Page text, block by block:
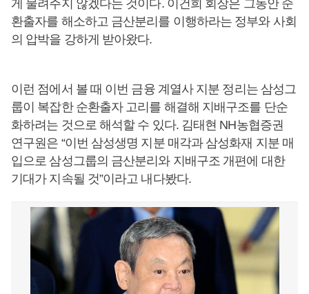
게 물려주지 않겠다는 것이다. 이건희 회장은 그동안 순
환출자를 해소하고 금산분리를 이행하라는 정부와 사회
의 압박을 강하게 받아왔다.
이런 점에서 볼 때 이번 금융 계열사 지분 정리는 삼성그
룹이 복잡한 순환출자 고리를 해결해 지배구조를 단순
화하려는 것으로 해석할 수 있다. 김태현 NH농협증권
연구원은 “이번 삼성생명 지분 매각과 삼성화재 지분 매
입으로 삼성그룹의 금산분리와 지배구조 개편에 대한
기대가 지속될 것”이라고 내다봤다.